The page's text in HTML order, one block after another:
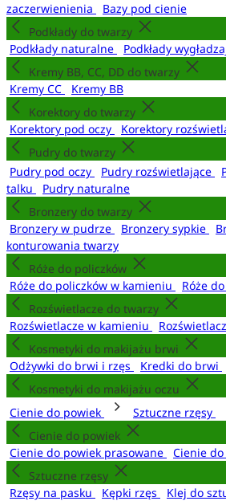
zaczerwienienia
Bazy pod cienie
Podkłady do twarzy
Podkłady naturalne
Podkłady
Kremy BB, CC, DD do twarzy
Kremy CC
Kremy BB
Korektory do twarzy
Korektory pod oczy
Korektory
Pudry do twarzy
Pudry pod oczy
Pudry rozświetlające
talku
Pudry naturalne
Bronzery do twarzy
Bronzery w pudrze
Bronzery sypkie
konturowania twarzy
Róże do policzków
Róże do policzków w kamieniu
Róże
Rozświetlacze do twarzy
Rozświetlacze w kamieniu
Kosmetyki do makijażu brwi
Odżywki do brwi i rzęs
Kredki do brwi
Kosmetyki do makijażu oczu
Cienie do powiek
Sztuczne rzęsy
Cienie do powiek
Cienie do powiek prasowane
Cienie
Sztuczne rzęsy
Rzęsy na pasku
Kępki rzęs
Klej do